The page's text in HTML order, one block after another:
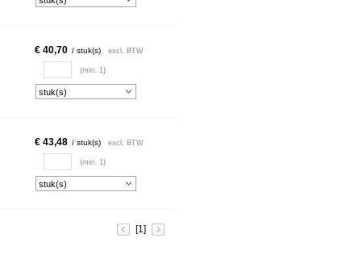
€ 40,70 / stuk(s) excl. BTW
(min. 1)
€ 43,48 / stuk(s) excl. BTW
(min. 1)
[1]